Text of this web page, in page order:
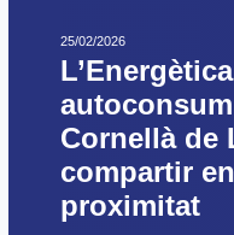
25/02/2026
Cornellà de
compartir
proximitat